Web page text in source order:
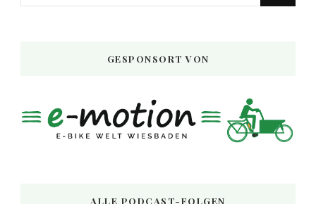
GESPONSORT VON
ALLE PODCAST-FOLGEN